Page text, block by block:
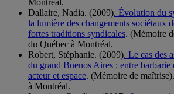
Dallaire, Nadia. (2009). Évolution du
la lumière des changements sociétaux
fortes traditions syndicales. (Mémoire
du Québec à Montréal.
Robert, Stéphanie. (2009). Le cas des
du grand Buenos Aires : entre
acteur et espace. (Mémoire de
à Montréal.